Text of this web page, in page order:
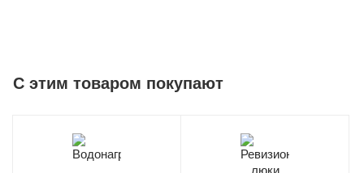
C этим товаром покупают